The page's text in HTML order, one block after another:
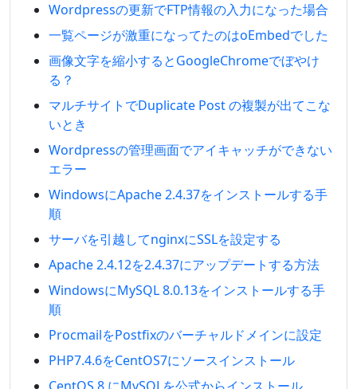
Wordpressの更新でFTP情報の入力になった場合
一覧ページが激重になってたのはoEmbedでした
画像文字を縮小するとGoogleChromeでぼやけ
る？
マルチサイトでDuplicate Post の複製が出てこな
いとき
Wordpressの管理画面でアイキャッチができない
エラー
WindowsにApache 2.4.37をインストールする手
順
サーバを引越してnginxにSSLを設定する
Apache 2.4.12を2.4.37にアップデートする方法
WindowsにMySQL 8.0.13をインストールする手
順
ProcmailをPostfixのバーチャルドメインに設定
PHP7.4.6をCentOS7にソースインストール